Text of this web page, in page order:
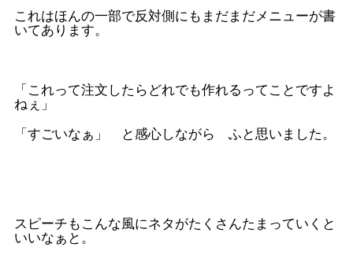
これはほんの一部で反対側にもまだまだメニューが書
いてあります。
「これって注文したらどれでも作れるってことですよ
ねぇ」
「すごいなぁ」 と感心しながら ふと思いました。
スピーチもこんな風にネタがたくさんたまっていくと
いいなぁと。